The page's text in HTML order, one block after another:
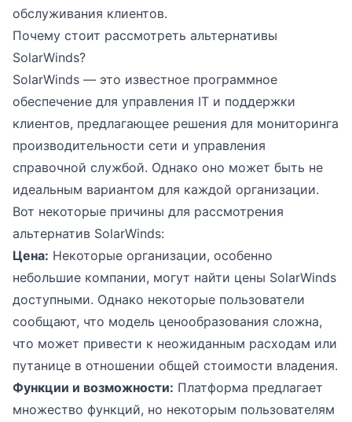
обслуживания клиентов.
Почему стоит рассмотреть альтернативы
SolarWinds?
SolarWinds — это известное программное
обеспечение для управления IT и поддержки
клиентов, предлагающее решения для мониторинга
производительности сети и управления
справочной службой. Однако оно может быть не
идеальным вариантом для каждой организации.
Вот некоторые причины для рассмотрения
альтернатив SolarWinds:
Цена: Некоторые организации, особенно
небольшие компании, могут найти цены SolarWinds
доступными. Однако некоторые пользователи
сообщают, что модель ценообразования сложна,
что может привести к неожиданным расходам или
путанице в отношении общей стоимости владения.
Функции и возможности: Платформа предлагает
множество функций, но некоторым пользователям